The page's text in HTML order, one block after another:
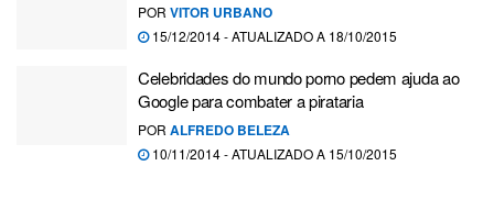
POR VITOR URBANO
15/12/2014 - ATUALIZADO A 18/10/2015
Celebridades do mundo porno pedem ajuda ao
Google para combater a pirataria
POR ALFREDO BELEZA
10/11/2014 - ATUALIZADO A 15/10/2015